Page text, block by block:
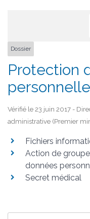
Dossier
Protection
Vérifié le 23 juin 2017 -
administrative (Premier
Fichiers
Action de
données
Secret médical